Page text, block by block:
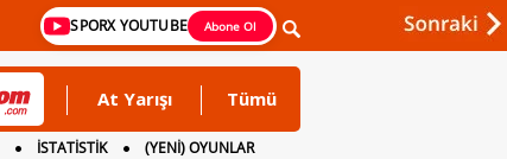
SPORX YOUTUBE Abone Ol
At Yarışı Tümü
İSTATİSTİK
(YENİ) OYUNLAR